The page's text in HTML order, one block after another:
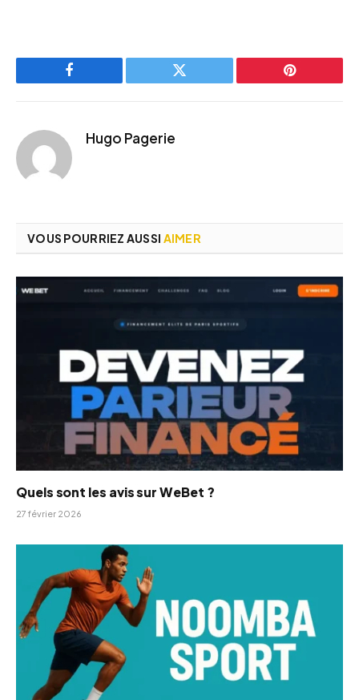
Facebook Twitter Pinterest
Hugo Pagerie
VOUS POURRIEZ AUSSI AIMER
Quels sont les avis sur WeBet ?
27 février 2026